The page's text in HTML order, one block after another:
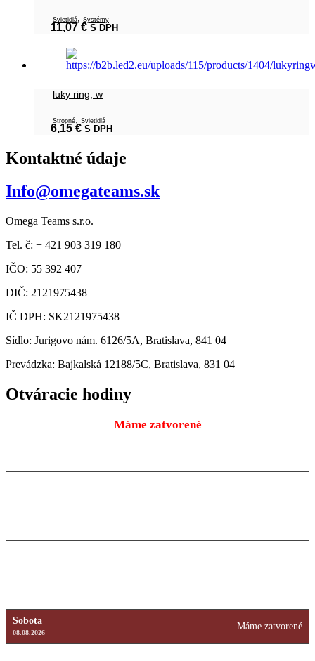
Svietidlá, Systémy
11,07€ S DPH
luky ring, w
Stropné, Svietidlá
6,15€ S DPH
Kontaktné údaje
Info@omegateams.sk
Omega Teams s.r.o.
Tel. č: + 421 903 319 180
IČO: 55 392 407
DIČ: 2121975438
IČ DPH: SK2121975438
Sídlo: Jurigovo nám. 6126/5A, Bratislava, 841 04
Prevádzka: Bajkalská 12188/5C, Bratislava, 831 04
Otváracie hodiny
Máme zatvorené
Sobota
08.08.2026
Máme zatvorené